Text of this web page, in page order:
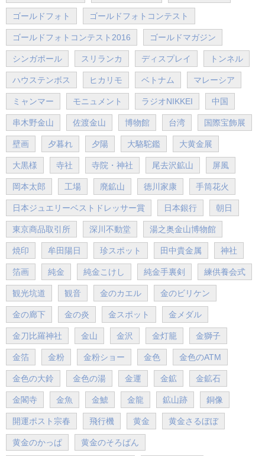
ゴールドフォト ゴールドフォトコンテスト
ゴールドフォトコンテスト2016 ゴールドマガジン
シンガポール スリランカ ディスプレイ トンネル
ハウステンボス ヒカリモ ベトナム マレーシア
ミャンマー モニュメント ラジオNIKKEI 中国
串木野金山 佐渡金山 博物館 台湾 国際宝飾展
壁画 夕暮れ 夕陽 大駱駝鑑 大黄金展
大黒様 寺社 寺院・神社 尾去沢鉱山 屏風
岡本太郎 工場 廃鉱山 徳川家康 手筒花火
日本ジュエリーベストドレッサー賞 日本銀行 朝日
東京商品取引所 深川不動堂 湯之奥金山博物館
焼印 牟田陽日 珍スポット 田中貴金属 神社
箔画 純金 純金こけし 純金手裏剣 練供養会式
観光坑道 観音 金のカエル 金のビリケン
金の廊下 金の炎 金スポット 金メダル
金刀比羅神社 金山 金沢 金灯籠 金獅子
金箔 金粉 金粉ショー 金色 金色のATM
金色の大鈴 金色の湯 金運 金鉱 金鉱石
金閣寺 金魚 金鯱 金龍 鉱山跡 銅像
開運ポスト宗春 飛行機 黄金 黄金さるぼぼ
黄金のかっぱ 黄金のそろばん